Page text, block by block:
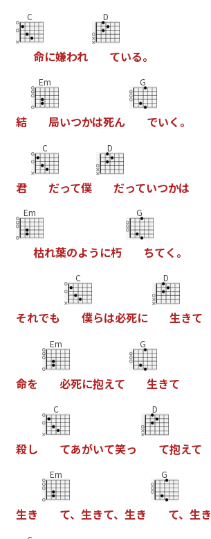
C
命に嫌われ
D
ている。
結
Em
局いつかは死ん
G
でいく。
君
C
だって僕
D
だっていつかは
Em
枯れ葉のよう に朽
G
ちてく。
それでも
C
僕らは必死に
D
生きて
命を
Em
必死に抱えて
G
生きて
殺し
C
てあがいて笑っ
D
て抱えて
生き
Em
て、 生きて、 生き
G
て、 生き